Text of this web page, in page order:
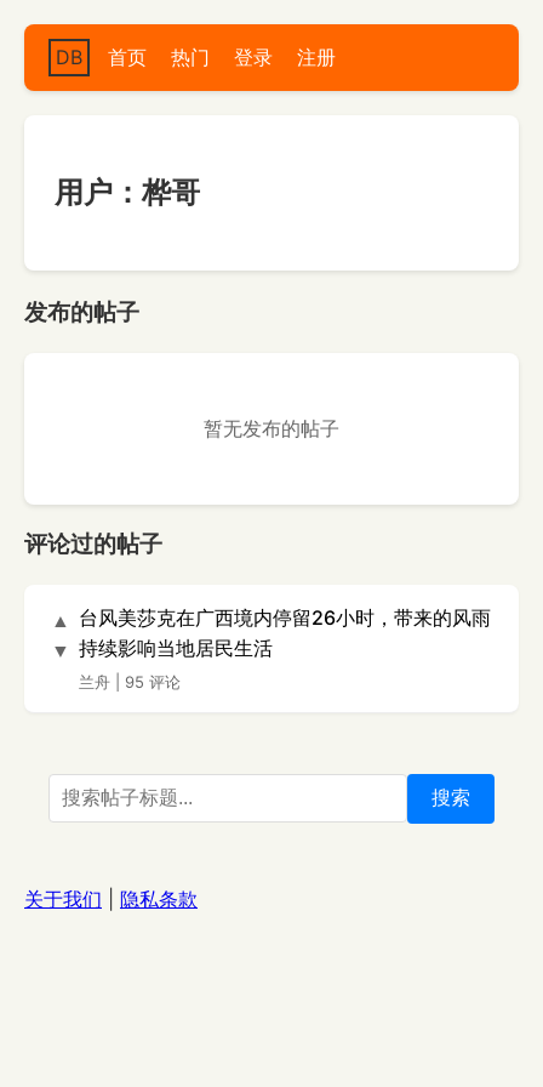
DB 首页 热门 登录 注册
用户：桦哥
发布的帖子
暂无发布的帖子
评论过的帖子
▲
▼
台风美莎克在广西境内停留26小时，带来的风雨
持续影响当地居民生活
兰舟 95 评论
搜索
关于我们 隐私条款